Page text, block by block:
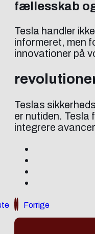
fællesskab
Tesla handler
informeret, men
innovationer på
Teslas
er nutiden.
integrere
Forrige